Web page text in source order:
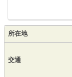
所在地
交通